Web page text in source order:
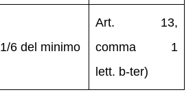
1/6 del minimo
Art. 13,
comma 1
lett. b‑ter)